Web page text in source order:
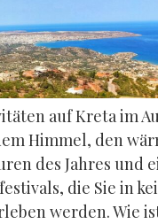
auf Kreta im
Himmel, den
des Jahres und
die Sie in
werden. Wie